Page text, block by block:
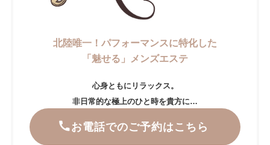
北陸唯一！パフォーマンスに特化した
「魅せる」メンズエステ
心身ともにリラックス。
非日常的な極上のひと時を貴方に…
お電話でのご予約はこちら